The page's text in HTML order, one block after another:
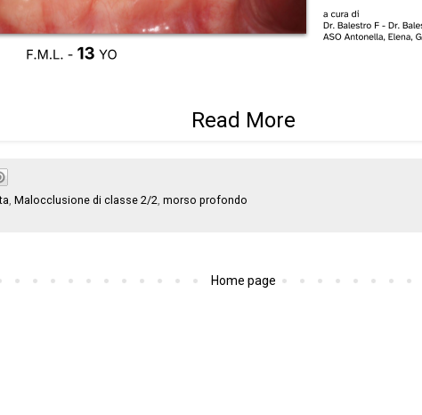
Read More
, Malocclusione di classe 2/2, morso profondo
Home page